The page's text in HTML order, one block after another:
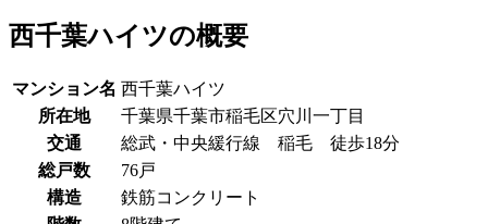
西千葉ハイツの概要
マンション名 西千葉ハイツ
所在地
千葉県千葉市稲毛区穴川一丁目
交通
総武・中央緩行線 稲毛 徒歩18分
総戸数
76戸
構造
鉄筋コンクリート